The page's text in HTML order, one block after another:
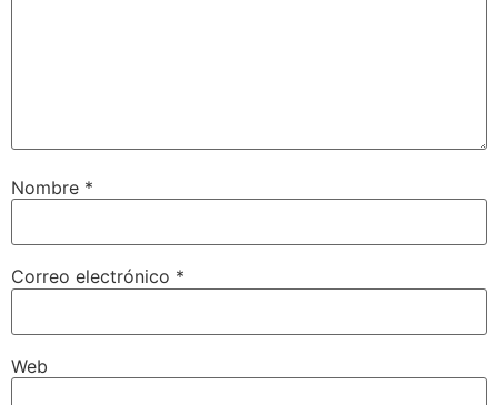
Nombre *
Correo electrónico *
Web